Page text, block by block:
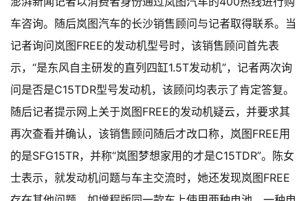
车咨询。随后岚图汽车的长沙销售顾问与记者取得联系。当
记者询问岚图FREE的发动机型号时，该销售顾问首先表
示，“是东风自主研发的直列四缸1.5T发动机”，记者两次询
问是否是C15TDR型号发动机，该顾问均表示了肯定答复。
随后记者提示网上关于岚图FREE的发动机疑云，并要求其
再次查看并确认，该销售顾问随后才改口称，岚图FREE用
的是SFG15TR，并称“岚图梦想家用的才是C15TDR”。 陈女
士表示，就发动机问题与车主交流时，她还发现岚图FREE